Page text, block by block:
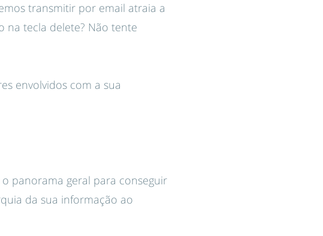
transmitir por email atraia a
na tecla delete? Não tente
envolvidos com a sua
panorama geral para conseguir
da sua informação ao